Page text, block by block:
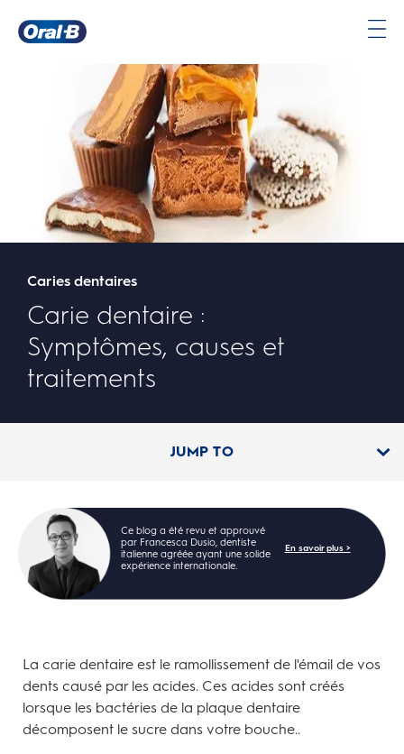
Caries dentaires
Carie dentaire :
Symptômes, causes et
traitements
JUMP TO
Ce blog a été revu et approuvé
par Francesca Dusio, dentiste
italienne agréée ayant une solide
expérience internationale.
En savoir plus >
La carie dentaire est le ramollissement de l'émail de vos
dents causé par les acides. Ces acides sont créés
lorsque les bactéries de la plaque dentaire
décomposent le sucre dans votre bouche..